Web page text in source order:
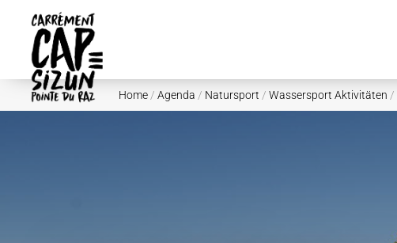
Home / Agenda / Natursport / Wassersport Aktivitäten /